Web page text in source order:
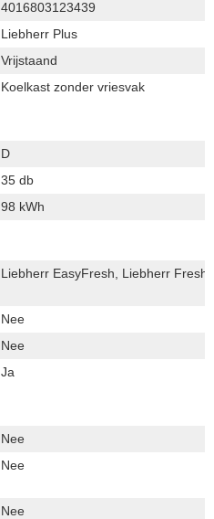
4016803123439
Liebherr Plus
Vrijstaand
Koelkast zonder vriesvak
D
35 db
98 kWh
Liebherr EasyFresh, Liebherr
Nee
Nee
Ja
Nee
Nee
Nee